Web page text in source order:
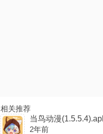
相关推荐
当鸟动漫
2年前